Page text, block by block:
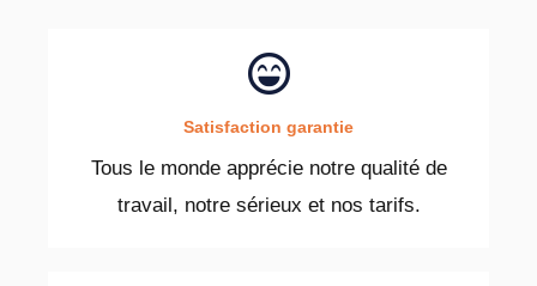
Satisfaction garantie
Tous le monde apprécie notre qualité de
travail, notre sérieux et nos tarifs.